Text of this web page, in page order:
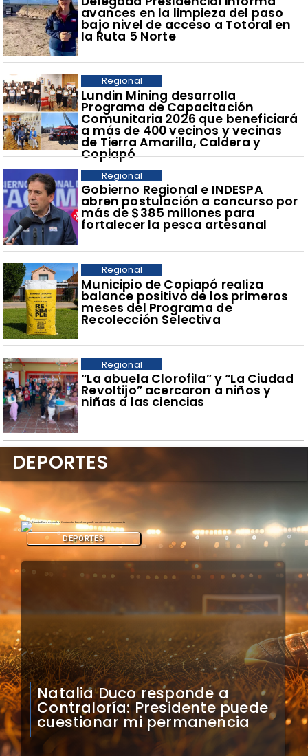
avances en la limpieza del paso
bajo nivel de acceso a Totoral en
la Ruta 5 Norte
​Lundin Mining desarrolla
Programa de Capacitación
Comunitaria 2026 que beneficiará
a más de 400 vecinos y vecinas
de Tierra Amarilla, Caldera y
Copiapó
Regional
​Gobierno Regional e INDESPA
abren postulación a concurso por
más de $385 millones para
fortalecer la pesca artesanal
Regional
​Municipio de Copiapó realiza
balance positivo de los primeros
meses del Programa de
Recolección Selectiva
Regional
​“La abuela Clorofila” y “La Ciudad
Revoltijo” acercaron a niños y
niñas a las ciencias
Regional
Colo Colo confirma artistas
para bienvenida a Vozinha en
el Monumental
DEPORTES
DEPORTES